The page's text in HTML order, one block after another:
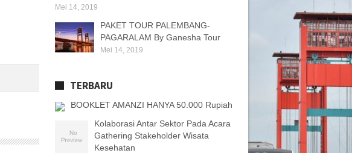
Mei 14, 2019
PAKET TOUR PALEMBANG-
PAGARALAM By Ganesha Tour
Mei 14, 2019
TERBARU
BOOKLET AMANZI HANYA 50.000 Rupiah
Kolaborasi Antar Sektor Pada Acara
Gathering Stakeholder Wisata
Kesehatan